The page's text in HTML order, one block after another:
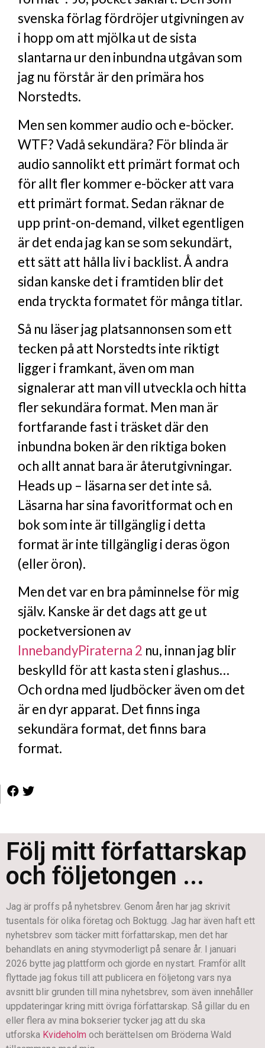
svenska förlag fördröjer utgivningen av
i hopp om att mjölka ut de sista
slantarna ur den inbundna utgåvan som
jag nu förstår är den primära hos
Norstedts.
Men sen kommer audio och e-böcker.
WTF? Vadå sekundära? För blinda är
audio sannolikt ett primärt format och
för allt fler kommer e-böcker att vara
ett primärt format. Sedan räknar de
upp print-on-demand, vilket egentligen
är det enda jag kan se som sekundärt,
ett sätt att hålla liv i backlist. Å andra
sidan kanske det i framtiden blir det
enda tryckta formatet för många titlar.
Så nu läser jag platsannonsen som ett
tecken på att Norstedts inte riktigt
ligger i framkant, även om man
signalerar att man vill utveckla och hitta
fler sekundära format. Men man är
fortfarande fast i träsket där den
inbundna boken är den riktiga boken
och allt annat bara är återutgivningar.
Heads up – läsarna ser det inte så.
Läsarna har sina favoritformat och en
bok som inte är tillgänglig i detta
format är inte tillgänglig i deras ögon
(eller öron).
Men det var en bra påminnelse för mig
själv. Kanske är det dags att ge ut
pocketversionen av
InnebandyPiraterna 2 nu, innan jag blir
beskylld för att kasta sten i glashus…
Och ordna med ljudböcker även om det
är en dyr apparat. Det finns inga
sekundära format, det finns bara
format.
Följ mitt författarskap
och följetongen ...
Jag är proffs på nyhetsbrev. Genom åren har jag skrivit
tusentals för olika företag och Boktugg. Jag har även haft ett
nyhetsbrev som täcker mitt författarskap, men det har
behandlats en aning styvmoderligt på senare år. I januari
2026 bytte jag plattform och gjorde en nystart. Framför allt
flyttade jag fokus till att publicera en följetong vars nya
avsnitt blir grunden till mina nyhetsbrev, som även innehåller
uppdateringar kring mitt övriga författarskap. Så gillar du en
eller flera av mina bokserier tycker jag att du ska
utforska Kvideholm och berättelsen om Bröderna Wald